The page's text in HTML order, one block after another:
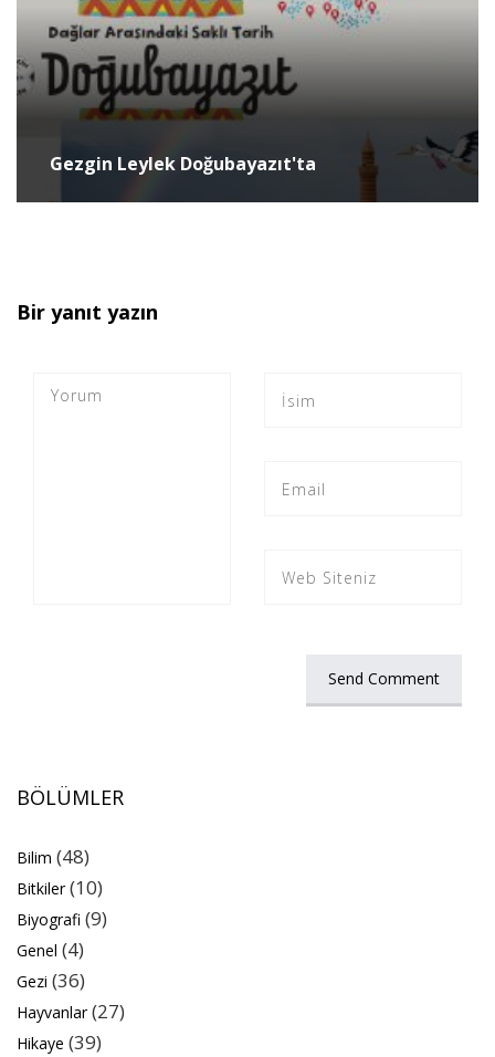
Gezgin Leylek Doğubayazıt'ta
Bir yanıt yazın
BÖLÜMLER
Bilim (48)
Bitkiler(10)
Biyografi (9)
Genel (4)
Gezi (36)
Hayvanlar(27)
Hikaye (39)